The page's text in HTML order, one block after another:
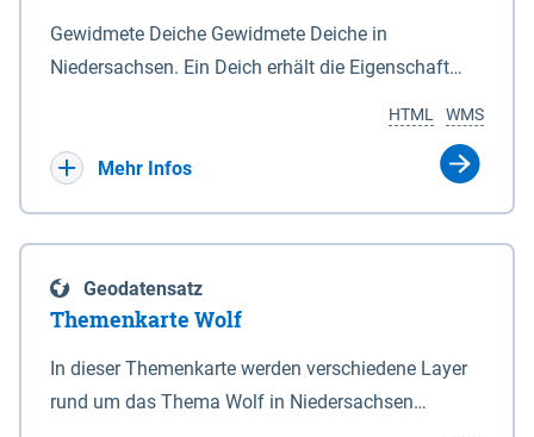
Gewidmete Deiche Gewidmete Deiche in
Niedersachsen. Ein Deich erhält die Eigenschaft
Deichbehörde durch Verordnung ausspricht. Für
enthalten. Sperrwerke Sperrwerke sind Bauwerke
mit Sperrvorrichtungen in Tidegewässern, die dem
Schutz eines Gebietes vor erhöhten Tiden, vor allem
vor Sturmfluten, zu dienen bestimmt sind (§2 Abs.3
WMS
HTML
Mehr Infos
Geodatensatz
Themenkarte Wolf
In dieser Themenkarte werden verschiedene Layer
rund um das Thema Wolf in Niedersachsen